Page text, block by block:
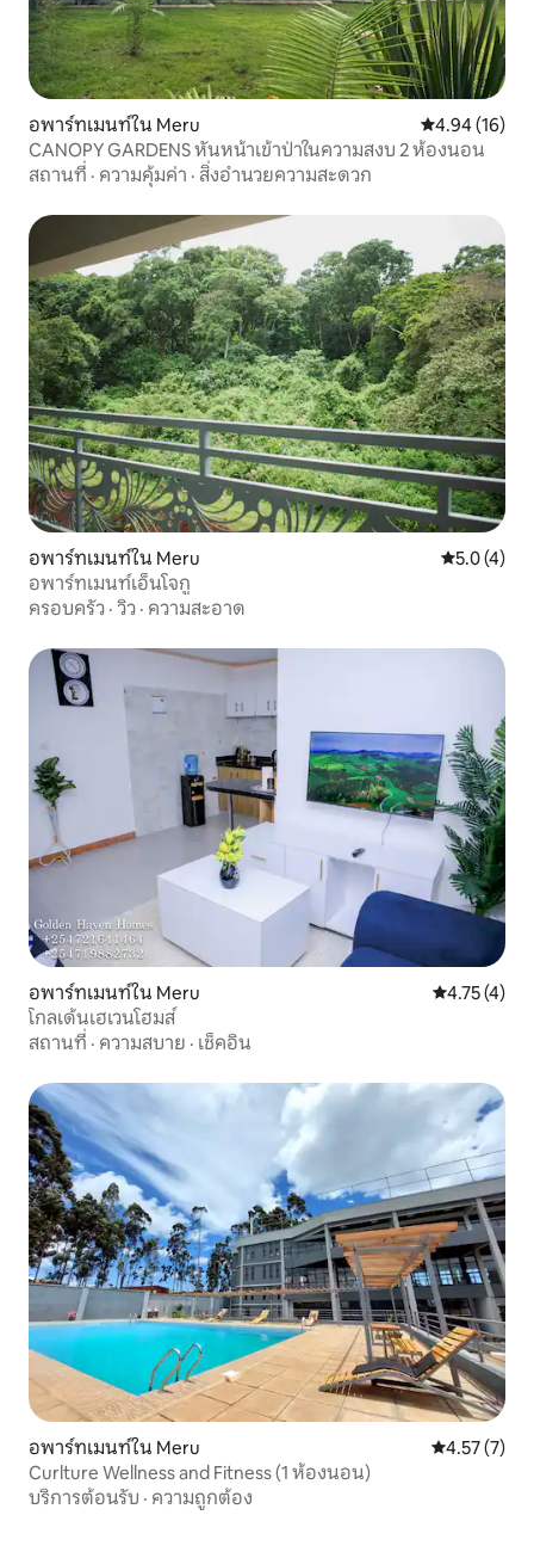
อพาร์ทเมนท์ใน Meru คะแนนเฉลี่ย
4.94 (16)
CANOPY GARDENS หันหน้าเข้าป่าในความสงบ 2 ห้องนอน
สถานที่ · ความคุ้มค่า · สิ่งอำนวยความสะดวก
อพาร์ทเมนท์ใน Meru คะแนนเฉลี่
5.0 (4)
อพาร์ทเมนท์เอ็นโจกู
ครอบครัว · วิว · ความสะอาด
อพาร์ทเมนท์ใน Meru คะแนนเฉลี่ย
4.75 (4)
โกลเด้นเฮเวนโฮมส์
สถานที่ · ความสบาย · เช็คอิน
อพาร์ทเมนท์ใน Meru คะแนนเฉลี่ย
4.57 (7)
Curlture Wellness and Fitness (1 ห้องนอน)
บริการต้อนรับ · ความถูกต้อง